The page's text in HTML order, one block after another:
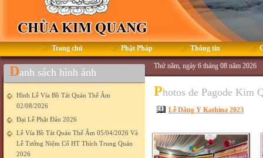
Trang chủ Phật Pháp Thông tin
Danh sách hình ảnh
Hình Lễ Vía Bồ Tát Quán Thế Âm
02/08/2026
Đại Lễ Phật Đản 2026
Lễ Vía Bồ Tát Quán Thế Âm 05/04/2026 Và
Lễ Tưởng Niệm Cố HT Thích Trung Quán
2026
Thứ năm, ngày 6 tháng 08 năm 2026
Photos de Pagode Kim
Lễ Dâng Y Kathina 2023